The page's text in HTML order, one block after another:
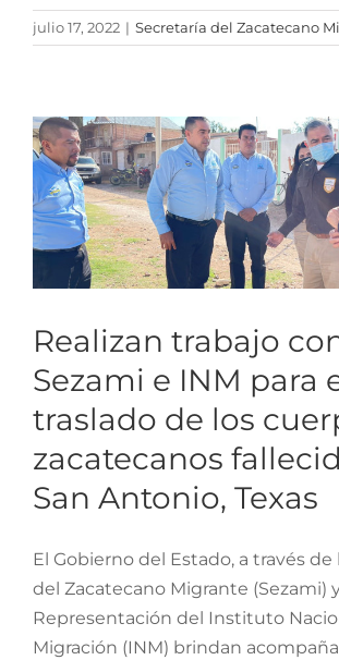
julio 17, 2022 | Secretaría del Zacatecano
Sezami e INM
traslado de los
San Antonio,
Realizan trabajo
Sezami e INM para
traslado de los
zacatecanos
San Antonio, Texas
El Gobierno del Estado, a través de
del Zacatecano Migrante (Sezami)
Representación del Instituto
Migración (INM) brindan